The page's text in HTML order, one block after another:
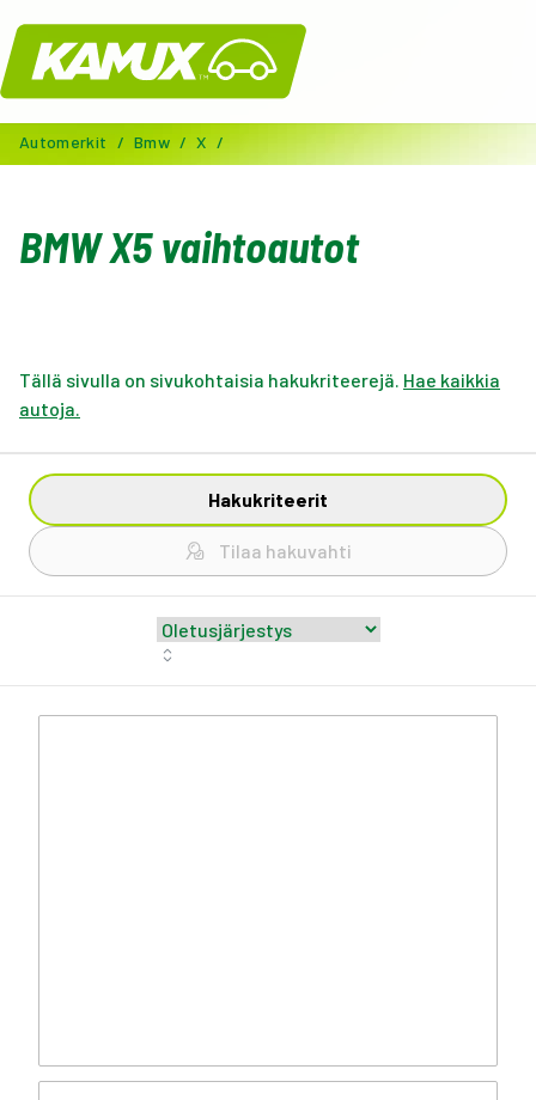
Kamux
Automerkit / Bmw / X /
BMW X5 vaihtoautot
Tällä sivulla on sivukohtaisia hakukriteerejä. Hae kaikkia
autoja.
Hakukriteerit
Tilaa hakuvahti